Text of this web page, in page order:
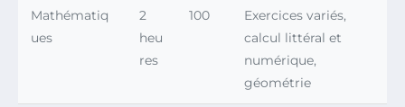
Mathématiq
ues
2
heu
res
100
Exercices variés,
calcul littéral et
numérique,
géométrie